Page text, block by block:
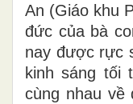
An (Giáo khu
đức của bà
nay được rực
kinh sáng tối
cùng nhau về